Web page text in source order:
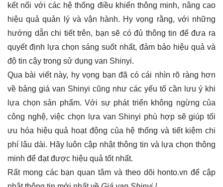
kết nối với các hệ thống điều khiển thông minh, nâng cao
hiệu quả quản lý và vận hành. Hy vọng rằng, với những
hướng dẫn chi tiết trên, bạn sẽ có đủ thông tin để đưa ra
quyết định lựa chọn sáng suốt nhất, đảm bảo hiệu quả và
độ tin cậy trong sử dụng van Shinyi.
Qua bài viết này, hy vọng bạn đã có cái nhìn rõ ràng hơn
về bảng giá van Shinyi cũng như các yếu tố cần lưu ý khi
lựa chọn sản phẩm. Với sự phát triển không ngừng của
công nghệ, việc chọn lựa van Shinyi phù hợp sẽ giúp tối
ưu hóa hiệu quả hoạt động của hệ thống và tiết kiệm chi
phí lâu dài. Hãy luôn cập nhật thông tin và lựa chọn thông
minh để đạt được hiệu quả tốt nhất.
Rất mong các bạn quan tâm và theo dõi honto.vn để cập